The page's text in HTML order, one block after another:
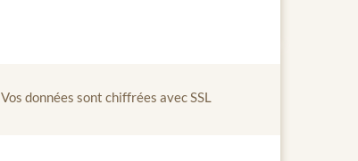
Vos données sont chiffrées avec SSL